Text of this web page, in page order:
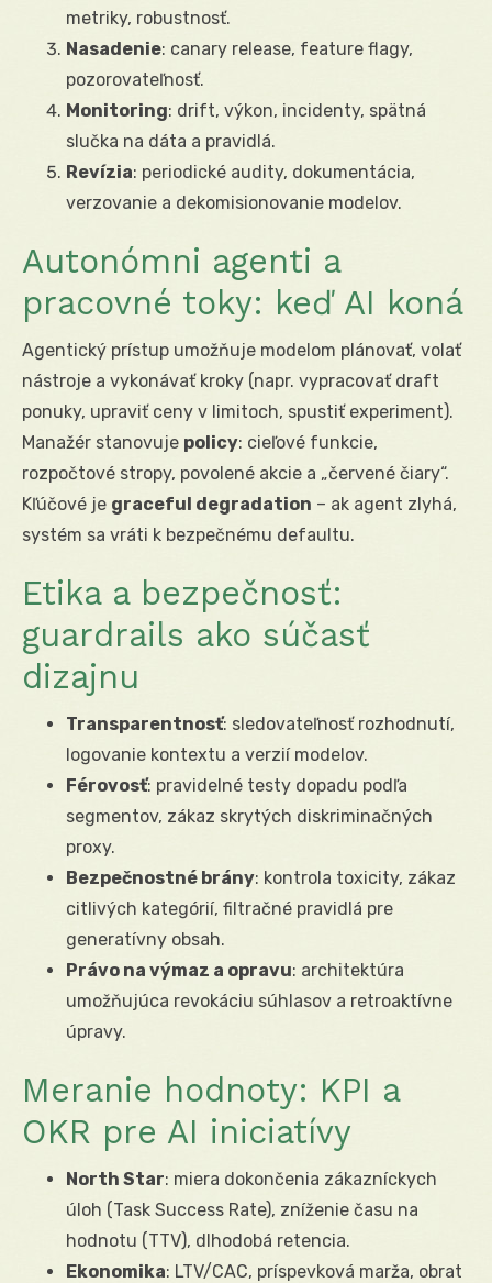
metriky, robustnosť.
Nasadenie: canary release, feature flagy,
pozorovateľnosť.
Monitoring: drift, výkon, incidenty, spätná
slučka na dáta a pravidlá.
Revízia: periodické audity, dokumentácia,
verzovanie a dekomisionovanie modelov.
Autonómni agenti a
pracovné toky: keď AI koná
Agentický prístup umožňuje modelom plánovať, volať
nástroje a vykonávať kroky (napr. vypracovať draft
ponuky, upraviť ceny v limitoch, spustiť experiment).
Manažér stanovuje policy: cieľové funkcie,
rozpočtové stropy, povolené akcie a „červené čiary“.
Kľúčové je graceful degradation – ak agent zlyhá,
systém sa vráti k bezpečnému defaultu.
Etika a bezpečnosť:
guardrails ako súčasť
dizajnu
Transparentnosť: sledovateľnosť rozhodnutí,
logovanie kontextu a verzií modelov.
Férovosť: pravidelné testy dopadu podľa
segmentov, zákaz skrytých diskriminačných
proxy.
Bezpečnostné brány: kontrola toxicity, zákaz
citlivých kategórií, filtračné pravidlá pre
generatívny obsah.
Právo na výmaz a opravu: architektúra
umožňujúca revokáciu súhlasov a retroaktívne
úpravy.
Meranie hodnoty: KPI a
OKR pre AI iniciatívy
North Star: miera dokončenia zákazníckych
úloh (Task Success Rate), zníženie času na
hodnotu (TTV), dlhodobá retencia.
Ekonomika: LTV/CAC, príspevková marža, obrat